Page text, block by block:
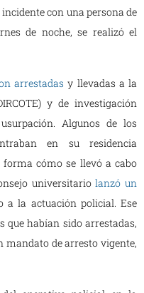
con una persona de
de noche, se realizó el
arrestadas y llevadas a la
y de investigación
Algunos de los
en su residencia
cómo se llevó a cabo
universitario lanzó un
a la actuación policial. Ese
que habían sido arrestadas,
mandato de arresto vigente,